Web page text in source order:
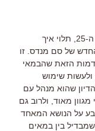
הדבר הכי מרשים ב"סקייפול", הסרט ה-23 (או ה-25, תלוי איך
של סם מנדס. זו
של הדמות הזאת שהבמאי
ולעשות שימוש
שהוא מנהל עם
מאוד, ולרוב גם
על הנושא המאחד
בין במאים